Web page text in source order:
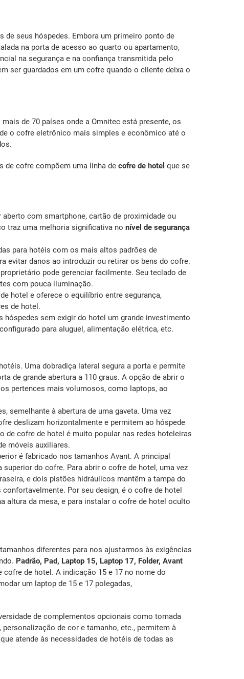
de seus hóspedes. Embora um primeiro ponto de
na porta de acesso ao quarto ou apartamento,
na segurança e na confiança transmitida pelo
ser guardados em um cofre quando o cliente deixa o
de 70 países onde a Omnitec está presente, os
o cofre eletrônico mais simples e econômico até o
de cofre compõem uma linha de cofre de hotel que se
com smartphone, cartão de proximidade ou
traz uma melhoria significativa no nível de segurança
para hotéis com os mais altos padrões de
evitar danos ao introduzir ou retirar os bens do cofre.
pode gerenciar facilmente. Seu teclado de
com pouca iluminação.
hotel e oferece o equilíbrio entre segurança,
de hotel.
hóspedes sem exigir do hotel um grande investimento
para aluguel, alimentação elétrica, etc.
Uma dobradiça lateral segura a porta e permite
de grande abertura a 110 graus. A opção de abrir o
pertences mais volumosos, como laptops, ao
semelhante à abertura de uma gaveta. Uma vez
deslizam horizontalmente e permitem ao hóspede
de cofre de hotel é muito popular nas redes hoteleiras
móveis auxiliares.
é fabricado nos tamanhos Avant. A principal
do cofre. Para abrir o cofre de hotel, uma vez
e dois pistões hidráulicos mantêm a tampa do
Por seu design, é o cofre de hotel
altura da mesa, e para instalar o cofre de hotel oculto
diferentes para nos ajustarmos às exigências
Padrão, Pad, Laptop 15, Laptop 17, Folder, Avant
de hotel. A indicação 15 e 17 no nome do
um laptop de 15 e 17 polegadas,
de complementos opcionais como tomada
de cor e tamanho, etc., permitem à
atende às necessidades de hotéis de todas as